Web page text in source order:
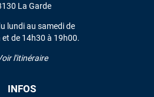
La Garde
lundi au samedi de
et de 14h30 à 19h00.
l'itinéraire
INFOS